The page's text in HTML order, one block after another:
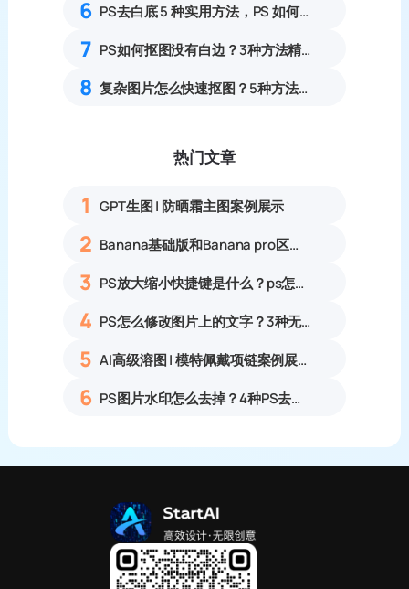
6 PS去白底 5 种实用方法，PS 如何快速把图片白底转为透明
7 PS如何抠图没有白边？3种方法精准抠图无白边
8 复杂图片怎么快速抠图？5种方法PS轻松搞定！
热门文章
1 GPT生图 | 防晒霜主图案例展示
2 Banana基础版和Banana pro区别对比丨具体案例应用+使用教程
3 PS放大缩小快捷键是什么？ps怎么把图片拉大拉小？
4 PS怎么修改图片上的文字？3种无痕改字方法，新手也能搞定
5 AI高级溶图 | 模特佩戴项链案例展示
6 PS图片水印怎么去掉？4种PS去水印方法教程无痕去除各类图片水印